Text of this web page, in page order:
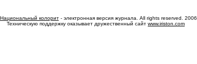
Национальный колорит- электронная версия журнала. All rights reserved. 2006
Техническую поддержку оказывает дружественный сайт www.iriston.com